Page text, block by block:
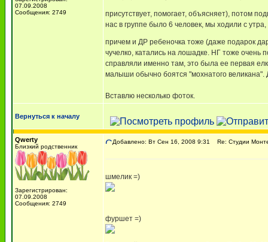
07.09.2008
Сообщения: 2749
присутствует, помогает, объясняет), потом
нас в группе было 6 человек, мы ходили с
причем и ДР ребеночка тоже (даже подарок
чучелко, катались на лошадке. НГ тоже
справляли именно там, это была ее первая
малыши обычно боятся "мохнатого великана".
Вставлю несколько фоток.
Вернуться к началу
Qwerty
Близкий родственник
Зарегистрирован:
07.09.2008
Сообщения: 2749
Добавлено: Вт Сен 16, 2008 9:31 Re: Студии
шмелик =)
фуршет =)